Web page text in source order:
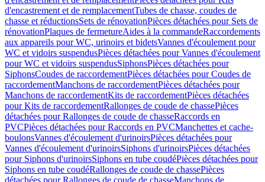
d'encastrement et de remplacementTubes de chasse, coudes de
chasse et réductionsSets de rénovationPièces détachées pour Sets de
rénovationPlaques de fermetureAides à la commandeRaccordements
aux appareils pour WC, urinoirs et bidetsVannes d'écoulement pour
WC et vidoirs suspendusPièces détachées pour Vannes d'écoulement
pour WC et vidoirs suspendusSiphonsPièces détachées pour
SiphonsCoudes de raccordementPièces détachées pour Coudes de
raccordementManchons de raccordementPièces détachées pour
Manchons de raccordementKits de raccordementPièces détachées
pour Kits de raccordementRallonges de coude de chassePièces
détachées pour Rallonges de coude de chasseRaccords en
PVCPièces détachées pour Raccords en PVCManchettes et cache-
boulonsVannes d'écoulement d'urinoirsPièces détachées pour
Vannes d'écoulement d'urinoirsSiphons d'urinoirsPièces détachées
pour Siphons d'urinoirsSiphons en tube coudéPièces détachées pour
Siphons en tube coudéRallonges de coude de chassePièces
détachées pour Rallonges de coude de chasseManchons de